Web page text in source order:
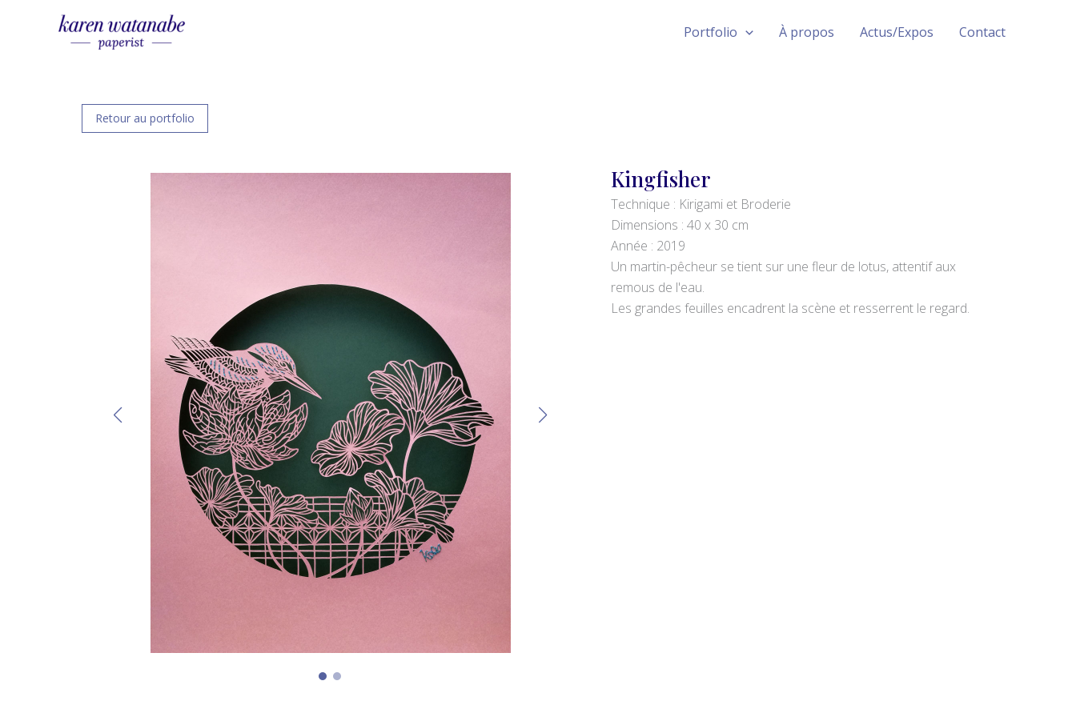
Portfolio À propos Actus/Expos Contact
Retour au portfolio
Kingfisher
Technique : Kirigami et Broderie
Dimensions : 40 x 30 cm
Année : 2019
Un martin-pêcheur se tient sur une fleur de lotus, attentif aux
remous de l'eau.
Les grandes feuilles encadrent la scène et resserrent le regard.